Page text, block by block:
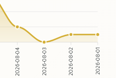
2026-08-04 2026-08-03 2026-08-02 2026-08-01